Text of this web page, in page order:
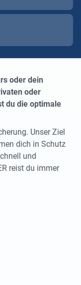
oder dein
oder
du die optimale
Unser Ziel
dich in Schutz
und
reist du immer